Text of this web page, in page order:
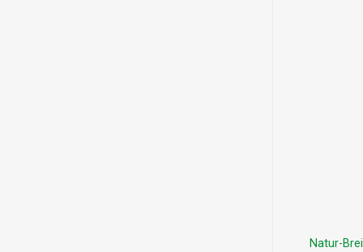
Natur-